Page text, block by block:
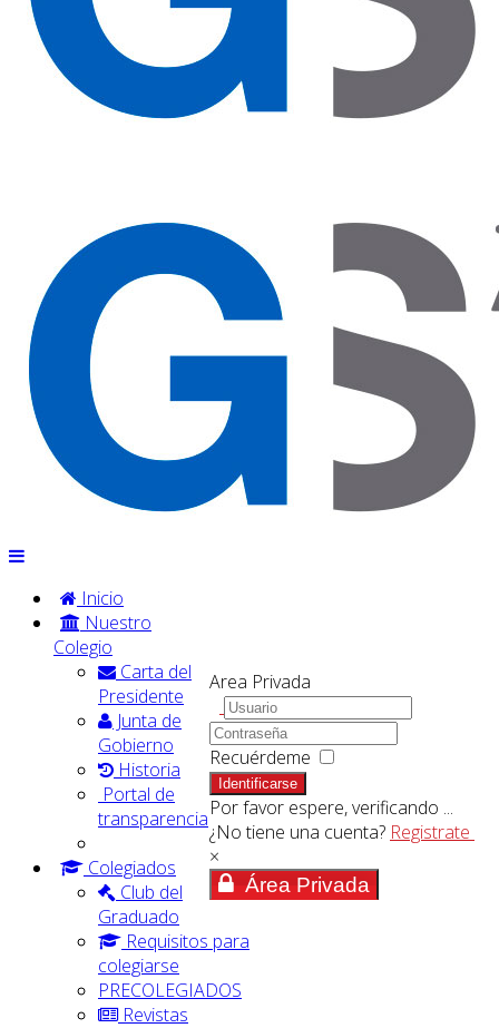
Area Privada
Recuérdeme
Identificarse
Por favor espere, verificando ...
¿No tiene una cuenta? Registrate
×
Área Privada
Inicio
Nuestro
Colegio
Carta del
Presidente
Junta de
Gobierno
Historia
Portal de
transparencia
Colegiados
Club del
Graduado
Requisitos para
colegiarse
PRECOLEGIADOS
Revistas